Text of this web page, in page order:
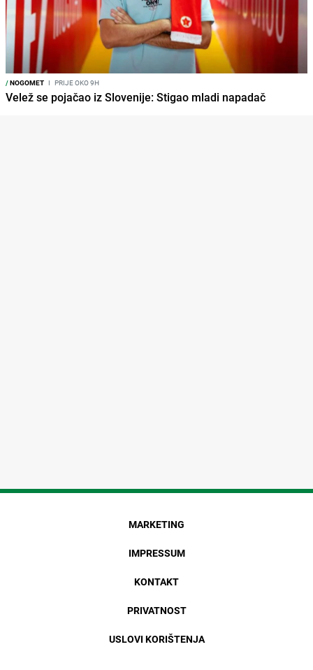
/NOGOMET I PRIJE OKO 9H
Velež se pojačao iz Slovenije: Stigao mladi napadač
MARKETING
IMPRESSUM
KONTAKT
PRIVATNOST
USLOVI KORIŠTENJA